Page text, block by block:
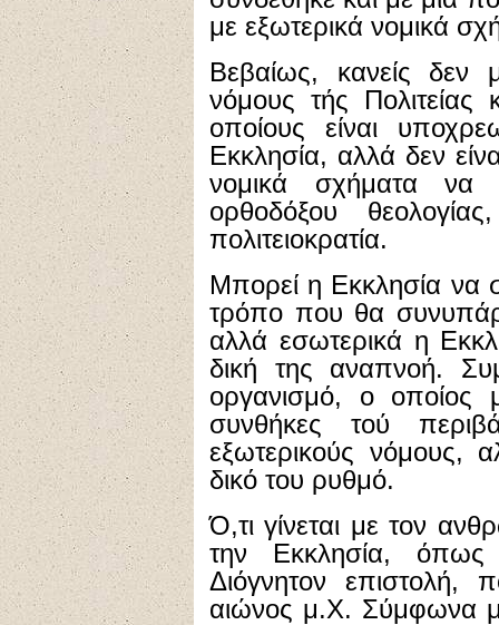
με εξωτερικά νομικά
Βεβαίως, κανείς
νόμους τής
οποίους είναι
Εκκλησία, αλλά δεν
νομικά σχήματα να
ορθοδόξου
πολιτειοκρατία.
Μπορεί η Εκκλησία να
τρόπο που θα
αλλά εσωτερικά η
δική της αναπνοή.
οργανισμό, ο οποίος
συνθήκες τού
εξωτερικούς νόμους,
δικό του ρυθμό.
Ό,τι γίνεται με τον
την Εκκλησία,
Διόγνητον επιστολή,
αιώνος μ.Χ. Σύμφωνα